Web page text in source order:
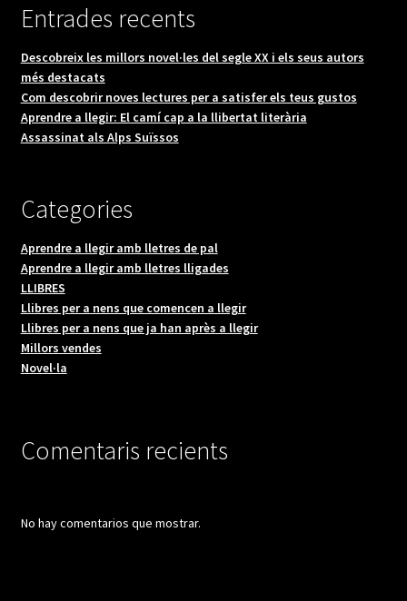
Entrades recents
Descobreix les millors novel·les del segle XX i els seus autors
més destacats
Com descobrir noves lectures per a satisfer els teus gustos
Aprendre a llegir: El camí cap a la llibertat literària
Assassinat als Alps Suïssos
Categories
Aprendre a llegir amb lletres de pal
Aprendre a llegir amb lletres lligades
LLIBRES
Llibres per a nens que comencen a llegir
Llibres per a nens que ja han après a llegir
Millors vendes
Novel·la
Comentaris recients
No hay comentarios que mostrar.